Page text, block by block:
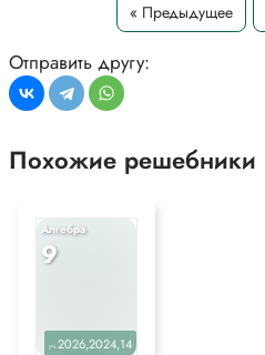
« Предыдущее
Отправить другу:
Похожие решебники
Алгебра
9
уч.2026,2024,14